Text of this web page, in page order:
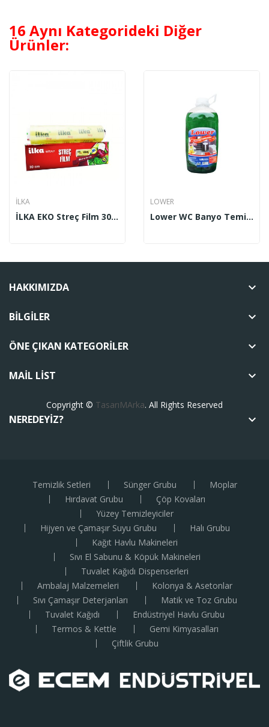
16 Aynı Kategorideki Diğer
Ürünler:
İLKA
İLKA EKO Streç Film 30x270
LOWER
Lower WC Banyo Temizleyicisi 2.5 Lt
HAKKIMIZDA keyboard_arrow_down
BILGILER keyboard_arrow_down
ÖNE ÇIKAN KATEGORILER keyboard_arrow_down
MAIL LIST keyboard_arrow_down
Copyright © TasarıMArka. All Rights Reserved
NEREDEYIZ? keyboard_arrow_down
Temizlik Setleri Sünger Grubu
Moplar
Hırdavat Grubu
Çöp Kovaları
Yüzey Temizleyiciler
Hijyen ve Çamaşır Suyu Grubu
Halı Grubu
Kağıt Havlu Makineleri
Sıvı El Sabunu & Köpük Makineleri
Tuvalet Kağıdı Dispenserleri
Ambalaj Malzemeleri
Kolonya & Asetonlar
Sıvı Çamaşır Deterjanları
Matik ve Toz Grubu
Tuvalet Kağıdı
Endüstriyel Havlu Grubu
Termos & Kettle
Gemi Kimyasalları
Çiftlik Grubu